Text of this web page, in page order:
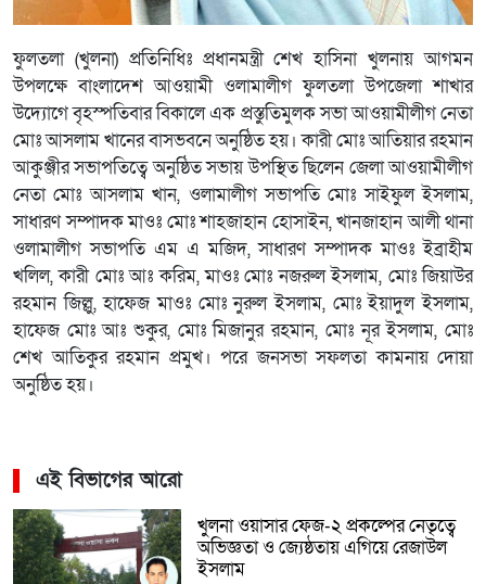
ফুলতলা (খুলনা) প্রতিনিধিঃ প্রধানমন্ত্রী শেখ হাসিনা খুলনায় আগমন
উপলক্ষে বাংলাদেশ আওয়ামী ওলামালীগ ফুলতলা উপজেলা শাখার
উদ্যোগে বৃহস্পতিবার বিকালে এক প্রস্তুতিমুলক সভা আওয়ামীলীগ নেতা
মোঃ আসলাম খানের বাসভবনে অনুষ্ঠিত হয়। কারী মোঃ আতিয়ার রহমান
আকুঞ্জীর সভাপতিত্বে অনুষ্ঠিত সভায় উপস্থিত ছিলেন জেলা আওয়ামীলীগ
নেতা মোঃ আসলাম খান, ওলামালীগ সভাপতি মোঃ সাইফুল ইসলাম,
সাধারণ সম্পাদক মাওঃ মোঃ শাহজাহান হোসাইন, খানজাহান আলী থানা
ওলামালীগ সভাপতি এম এ মজিদ, সাধারণ সম্পাদক মাওঃ ইব্রাহীম
খলিল, কারী মোঃ আঃ করিম, মাওঃ মোঃ নজরুল ইসলাম, মোঃ জিয়াউর
রহমান জিল্লু, হাফেজ মাওঃ মোঃ নুরুল ইসলাম, মোঃ ইয়াদুল ইসলাম,
হাফেজ মোঃ আঃ শুকুর, মোঃ মিজানুর রহমান, মোঃ নূর ইসলাম, মোঃ
শেখ আতিকুর রহমান প্রমুখ। পরে জনসভা সফলতা কামনায় দোয়া
অনুষ্ঠিত হয়।
এই বিভাগের আরো
খুলনা ওয়াসার ফেজ-২ প্রকল্পের নেতৃত্বে
অভিজ্ঞতা ও জ্যেষ্ঠতায় এগিয়ে রেজাউল
ইসলাম